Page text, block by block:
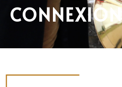
CONNEXION